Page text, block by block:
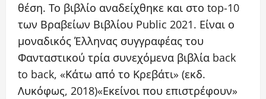
θέση. Το βιβλίο αναδείχθηκε και στο top-10
των Βραβείων Βιβλίου Public 2021. Είναι ο
μοναδικός Έλληνας συγγραφέας του
Φανταστικού τρία συνεχόμενα βιβλία back
to back, «Κάτω από το Κρεβάτι» (εκδ.
Λυκόφως, 2018)«Εκείνοι που επιστρέφουν»